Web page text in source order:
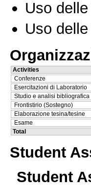
Uso
Uso
Activities
Conferenze
Esercitazioni di Laboratorio
Studio e analisi bibliografica
Frontistirio (Sostegno)
Elaborazione tesina/tesine
Esame
Total
Student
Student